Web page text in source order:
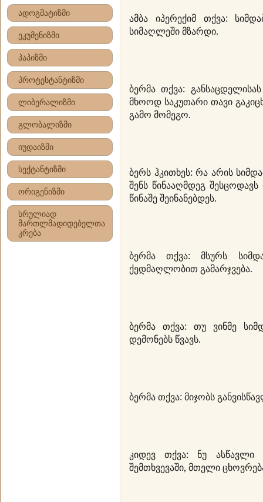
ადოგმატიზმი
ეკუმენიზმი
პაპიზმი
პროტესტანტიზმი
ლიბერალიზმი
გლობალიზმი
იუდაიზმი
სექტანტიზმი
ორიგენიზმი
სრულიად
მართლმადიდებელთა
კრება
ამბა იპერექიმ თქვა:
სიმაღლეში მზარდი.
ბერმა თქვა:
მხოოდ საკუთარი თავი
გამო მომეგო.
ბერს ჰკითხეს: რა არის
შენს წინააღმდეგ შესცოდავს
წინაშე შეინანებდეს.
ბერმა თქვა: მსურს
ქედმაღლობით გამარჯვება.
ბერმა თქვა: თუ ვინმე
დემონებს წვავს.
ბერმა თქვა: მიჯობს
კიდევ თქვა: ნუ
შემთხვევაში, მთელი